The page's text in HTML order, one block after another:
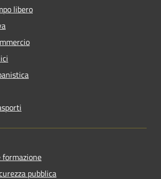
libero
formazione
pubblica